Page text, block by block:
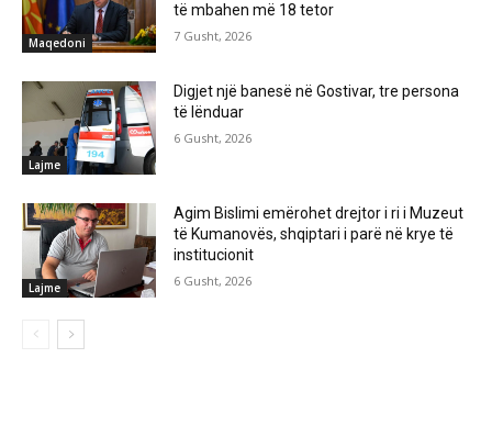
Maqedoni
të mbahen më 18 tetor
7 Gusht, 2026
Lajme
Digjet një banesë në Gostivar, tre persona
të lënduar
6 Gusht, 2026
Lajme
Agim Bislimi emërohet drejtor i ri i Muzeut
të Kumanovës, shqiptari i parë në krye të
institucionit
6 Gusht, 2026